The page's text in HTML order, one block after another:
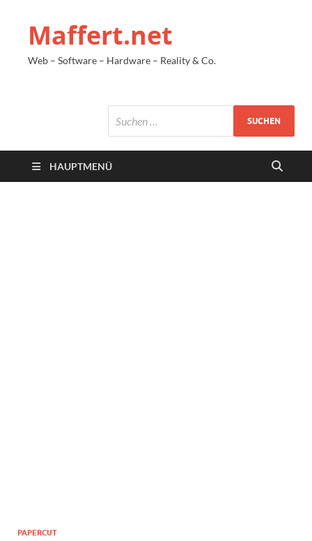
Maffert.net
Web – Software – Hardware – Reality & Co.
HAUPTMENÜ
PAPERCUT